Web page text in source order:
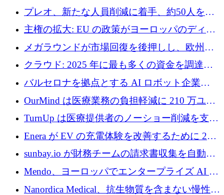
Bending Spoonsが米国IPOを申請、英国首相が
4億ポンドのチップ計画を発表
プレオ、新たな人員削減に着手、約50人を解
雇
主権の拡大: EU の政策がヨーロッパのディー
プテック戦略をどのように再構築しているか
メガラウンドが市場回復を後押しし、欧州の
ハイテク資金調達は5月に105億ユーロに回復
クラウド: 2025 年に最も多くの資金を調達し
た 10 社
バルセロナを拠点とする AI ロボット企業
Theker が 8,500 万ドルを調達
OurMind は医療業務の負担軽減に 210 万ユー
ロを寄付
TurnUp は医療提供者のノーショー削減を支援
するために 200 万ユーロを調達
Enera が EV の充電体験を改善するために 200
万ドルを調達
sunbay.io が財務チームの請求書収集を自動化
するために 55 万ユーロを調達
Mendo、ヨーロッパでエンタープライズ AI 導
入を拡大するために 1,200 万ユーロを確保
Nanordica Medical、抗生物質を含まない慢性創